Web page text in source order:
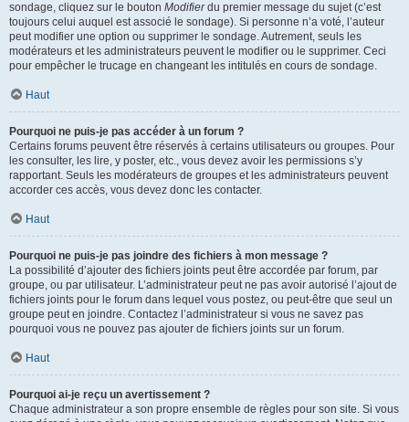
sondage, cliquez sur le bouton Modifierdu premier message du sujet (c’est
toujours celui auquel est associé le sondage). Si personne n’a voté, l’auteur
peut modifier une option ou supprimer le sondage. Autrement, seuls les
modérateurs et les administrateurs peuvent le modifier ou le supprimer. Ceci
pour empêcher le trucage en changeant les intitulés en cours de sondage.
Haut
Pourquoi ne puis-je pas accéder à un forum ?
Certains forums peuvent être réservés à certains utilisateurs ou groupes. Pour
les consulter, les lire, y poster, etc., vous devez avoir les permissions s’y
rapportant. Seuls les modérateurs de groupes et les administrateurs peuvent
accorder ces accès, vous devez donc les contacter.
Haut
Pourquoi ne puis-je pas joindre des fichiers à mon message ?
La possibilité d’ajouter des fichiers joints peut être accordée par forum, par
groupe, ou par utilisateur. L’administrateur peut ne pas avoir autorisé l’ajout de
fichiers joints pour le forum dans lequel vous postez, ou peut-être que seul un
groupe peut en joindre. Contactez l’administrateur si vous ne savez pas
pourquoi vous ne pouvez pas ajouter de fichiers joints sur un forum.
Haut
Pourquoi ai-je reçu un avertissement ?
Chaque administrateur a son propre ensemble de règles pour son site. Si vous